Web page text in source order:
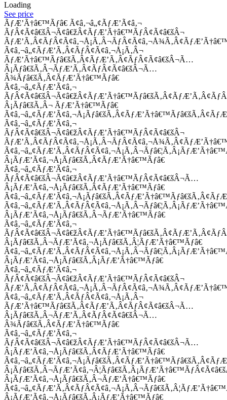
Loading
See price
ÃƒÆ’Ã†â€™Ãƒâ€ Ã¢â‚¬â„¢ÃƒÆ’Ã¢â‚¬
ÃƒÂ¢Ã¢â€šÂ¬Ã¢â€žÂ¢ÃƒÆ’Ã†â€™ÃƒÂ¢Ã¢â€šÂ¬
Ã¢â‚¬â„¢ÃƒÆ’Ã‚Â¢ÃƒÂ¢Ã¢â‚¬Å¡Ã‚Â¬
ÃƒÆ’Ã†â€™Ãƒâ€šÃ‚Â¢ÃƒÆ’Ã‚Â¢ÃƒÂ¢Ã¢â€šÂ¬Ã…
Â¡Ãƒâ€šÃ‚Â¬ÃƒÆ’Ã‚Â¢ÃƒÂ¢Ã¢â€šÂ¬Ã…
Â¾Ãƒâ€šÃ‚Â¢ÃƒÆ’Ã†â€™Ãƒâ€
Ã¢â‚¬â„¢ÃƒÆ’Ã¢â‚¬
Â¡Ãƒâ€šÃ‚Â¬ ÃƒÆ’Ã†â€™Ãƒâ€
Ã¢â‚¬â„¢ÃƒÆ’Ã¢â‚¬
ÃƒÂ¢Ã¢â€šÂ¬Ã¢â€žÂ¢ÃƒÆ’Ã†â€™ÃƒÂ¢Ã¢â€šÂ¬
Â¡ÃƒÆ’Ã¢â‚¬Å¡Ãƒâ€šÃ‚Â¢ÃƒÆ’Ã†â€™Ãƒâ€
Ã¢â‚¬â„¢ÃƒÆ’Ã¢â‚¬
ÃƒÂ¢Ã¢â€šÂ¬Ã¢â€žÂ¢ÃƒÆ’Ã†â€™ÃƒÂ¢Ã¢â€šÂ¬Ã…
Â¡ÃƒÆ’Ã¢â‚¬Å¡Ãƒâ€šÃ‚Â¢ÃƒÆ’Ã†â€™Ãƒâ€
Â¡ÃƒÆ’Ã¢â‚¬Å¡Ãƒâ€šÃ‚Â¬ÃƒÆ’Ã†â€™Ãƒâ€
Ã¢â‚¬â„¢ÃƒÆ’Ã¢â‚¬
Â¡Ãƒâ€šÃ‚Â¬ÃƒÆ’Ã¢â‚¬Å¡Ãƒâ€šÃ‚Â¦ÃƒÆ’Ã†â€™Ãƒâ€
Â¡ÃƒÆ’Ã¢â‚¬Å¡Ãƒâ€šÃ‚Â¡ÃƒÆ’Ã†â€™Ãƒâ€
Ã¢â‚¬â„¢ÃƒÆ’Ã¢â‚¬
ÃƒÂ¢Ã¢â€šÂ¬Ã¢â€žÂ¢ÃƒÆ’Ã†â€™ÃƒÂ¢Ã¢â€šÂ¬
Ã¢â‚¬â„¢ÃƒÆ’Ã‚Â¢ÃƒÂ¢Ã¢â‚¬Å¡Ã‚Â¬
ÃƒÆ’Ã†â€™Ãƒâ€šÃ‚Â¢ÃƒÆ’Ã‚Â¢ÃƒÂ¢Ã¢â€šÂ¬Ã…
Â¡Ãƒâ€šÃ‚Â¬ÃƒÆ’Ã‚Â¢ÃƒÂ¢Ã¢â€šÂ¬Ã…
Â¾Ãƒâ€šÃ‚Â¢ÃƒÆ’Ã†â€™Ãƒâ€
Ã¢â‚¬â„¢ÃƒÆ’Ã¢â‚¬
ÃƒÂ¢Ã¢â€šÂ¬Ã¢â€žÂ¢ÃƒÆ’Ã†â€™ÃƒÂ¢Ã¢â€šÂ¬Ã…
Â¡ÃƒÆ’Ã¢â‚¬Å¡Ãƒâ€šÃ‚Â¢ÃƒÆ’Ã†â€™Ãƒâ€
Â¡ÃƒÆ’Ã¢â‚¬Å¡Ãƒâ€šÃ‚Â¬ÃƒÆ’Ã†â€™Ãƒâ€
Â¡ÃƒÆ’Ã¢â‚¬Å¡Ãƒâ€šÃ‚Â¡ÃƒÆ’Ã†â€™Ãƒâ€